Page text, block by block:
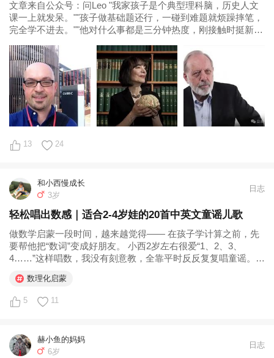
文章来自公众号：问Leo "我家孩子是个典型理科脑，历史人文
课一上就发呆。""孩子做基础题还行，一碰到难题就烦躁摔笔，
完全学不进去。""他对什么事都是三分钟热度，刚接触时挺新
13 24
和小西慢成长
3岁
日志
轻松唱出数感｜适合2-4岁娃的20首中英文童谣儿歌
做数学启蒙一段时间，越来越觉得—— 在孩子学计算之前，先
要帮他把“数词”变成好朋友。 小西2岁左右很爱“1、2、3、
4……”这样唱数，我没有刻意教，全靠平时反反复复唱童谣。童
数理化启蒙
5 11
赫小鱼的妈妈
6岁
日志